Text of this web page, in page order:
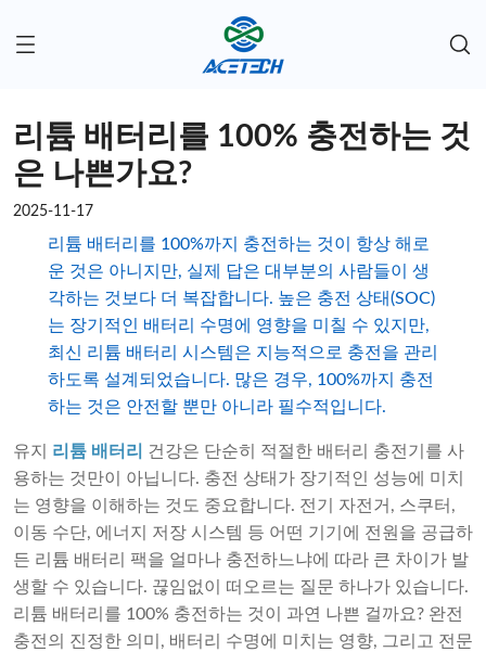
리튬 배터리를 100% 충전하는 것
은 나쁜가요?
2025-11-17
리튬 배터리를 100%까지 충전하는 것이 항상 해로
운 것은 아니지만, 실제 답은 대부분의 사람들이 생
각하는 것보다 더 복잡합니다. 높은 충전 상태(SOC)
는 장기적인 배터리 수명에 영향을 미칠 수 있지만,
최신 리튬 배터리 시스템은 지능적으로 충전을 관리
하도록 설계되었습니다. 많은 경우, 100%까지 충전
하는 것은 안전할 뿐만 아니라 필수적입니다.
유지 리튬 배터리 건강은 단순히 적절한 배터리 충전기를 사
용하는 것만이 아닙니다. 충전 상태가 장기적인 성능에 미치
는 영향을 이해하는 것도 중요합니다. 전기 자전거, 스쿠터,
이동 수단, 에너지 저장 시스템 등 어떤 기기에 전원을 공급하
든 리튬 배터리 팩을 얼마나 충전하느냐에 따라 큰 차이가 발
생할 수 있습니다. 끊임없이 떠오르는 질문 하나가 있습니다.
리튬 배터리를 100% 충전하는 것이 과연 나쁜 걸까요? 완전
충전의 진정한 의미, 배터리 수명에 미치는 영향, 그리고 전문